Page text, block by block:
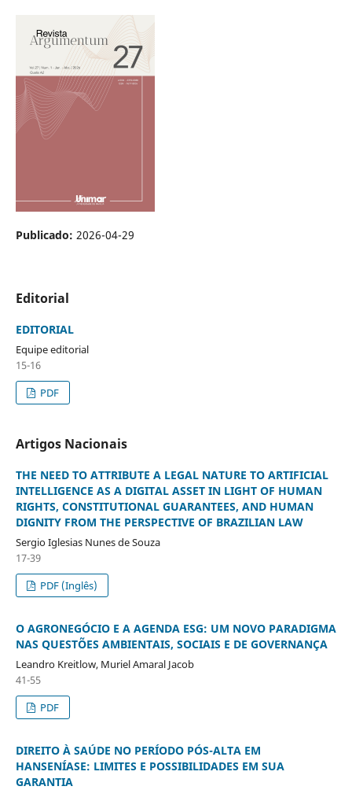
Publicado: 2026-04-29
Editorial
EDITORIAL
Equipe editorial
15-16
PDF
Artigos Nacionais
THE NEED TO ATTRIBUTE A LEGAL NATURE TO ARTIFICIAL
INTELLIGENCE AS A DIGITAL ASSET IN LIGHT OF HUMAN
RIGHTS, CONSTITUTIONAL GUARANTEES, AND HUMAN
DIGNITY FROM THE PERSPECTIVE OF BRAZILIAN LAW
Sergio Iglesias Nunes de Souza
17-39
PDF (Inglês)
O AGRONEGÓCIO E A AGENDA ESG: UM NOVO PARADIGMA
NAS QUESTÕES AMBIENTAIS, SOCIAIS E DE GOVERNANÇA
Leandro Kreitlow, Muriel Amaral Jacob
41-55
PDF
DIREITO À SAÚDE NO PERÍODO PÓS-ALTA EM
HANSENÍASE: LIMITES E POSSIBILIDADES EM SUA
GARANTIA